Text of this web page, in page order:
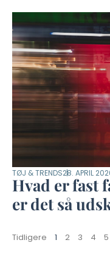
TØJ & TRENDS28. APRIL
Hvad er fast
er det så
Tidligere 1 2 3 4 5